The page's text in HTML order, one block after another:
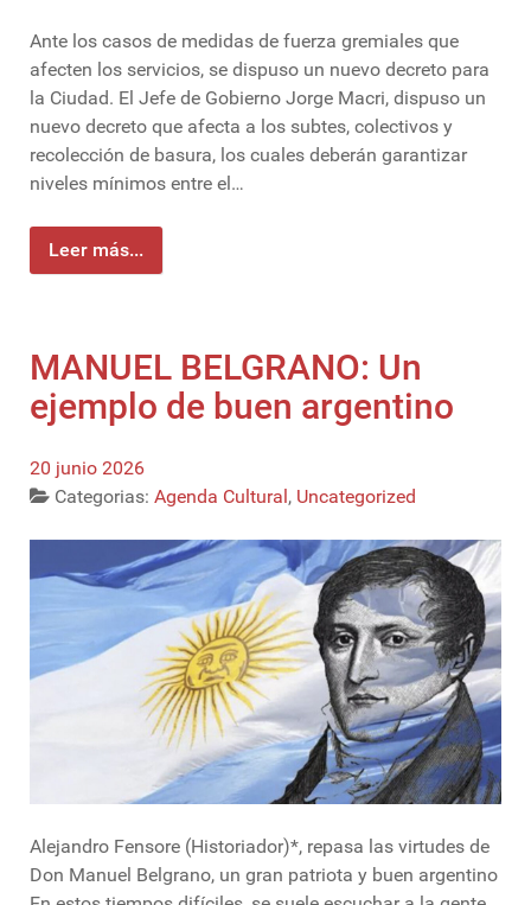
Ante los casos de medidas de fuerza gremiales que
afecten los servicios, se dispuso un nuevo decreto para
la Ciudad. El Jefe de Gobierno Jorge Macri, dispuso un
nuevo decreto que afecta a los subtes, colectivos y
recolección de basura, los cuales deberán garantizar
niveles mínimos entre el…
Leer más...
MANUEL BELGRANO: Un
ejemplo de buen argentino
20 junio 2026
Categorias: Agenda Cultural, Uncategorized
Alejandro Fensore (Historiador)*, repasa las virtudes de
Don Manuel Belgrano, un gran patriota y buen argentino